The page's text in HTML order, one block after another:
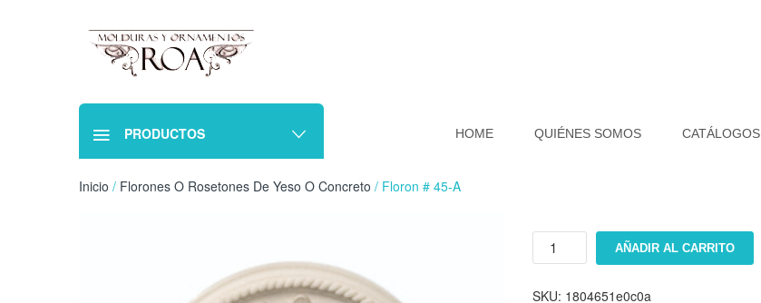
PRODUCTOS HOME QUIÉNES SOMOS CATÁLOGOS
Inicio / Florones O Rosetones De Yeso O Concreto / Floron # 45-A
Floron
A
AÑADIR AL CARRITO
SKU: 1804651e0c0a